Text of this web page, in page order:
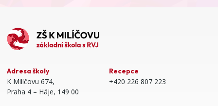
Adresa školy
K Milíčovu 674,
Praha 4 – Háje, 149 00
Recepce
+420 226 807 223